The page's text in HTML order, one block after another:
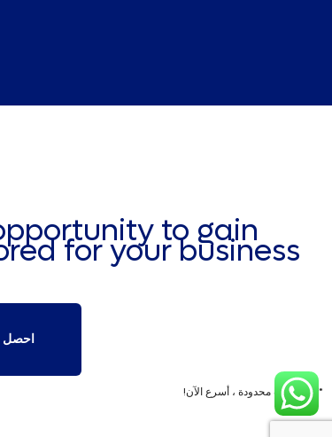
to gain
for your business.
احصل
* اشتراكات محدودة ، أسرع الآن!